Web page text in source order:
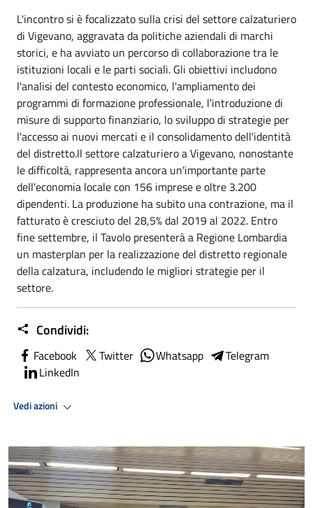
L'incontro si è focalizzato sulla crisi del settore calzaturiero
di Vigevano, aggravata da politiche aziendali di marchi
storici, e ha avviato un percorso di collaborazione tra le
istituzioni locali e le parti sociali. Gli obiettivi includono
l'analisi del contesto economico, l'ampliamento dei
programmi di formazione professionale, l'introduzione di
misure di supporto finanziario, lo sviluppo di strategie per
l'accesso ai nuovi mercati e il consolidamento dell'identità
del distretto.Il settore calzaturiero a Vigevano, nonostante
le difficoltà, rappresenta ancora un'importante parte
dell'economia locale con 156 imprese e oltre 3.200
dipendenti. La produzione ha subito una contrazione, ma il
fatturato è cresciuto del 28,5% dal 2019 al 2022. Entro
fine settembre, il Tavolo presenterà a Regione Lombardia
un masterplan per la realizzazione del distretto regionale
della calzatura, includendo le migliori strategie per il
settore.
Condividi:
Facebook Twitter Whatsapp
Telegram
LinkedIn
Vedi azioni